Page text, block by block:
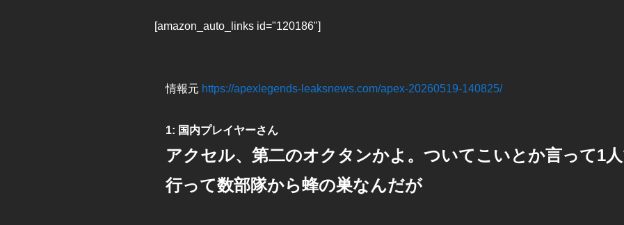
[amazon_auto_links id="120186"]
情報元 https://apexlegends-leaksnews.com/apex-20260519-140825/
1: 国内プレイヤーさん
アクセル、第二のオクタンかよ。ついてこいとか言って1
行って数部隊から蜂の巣なんだが